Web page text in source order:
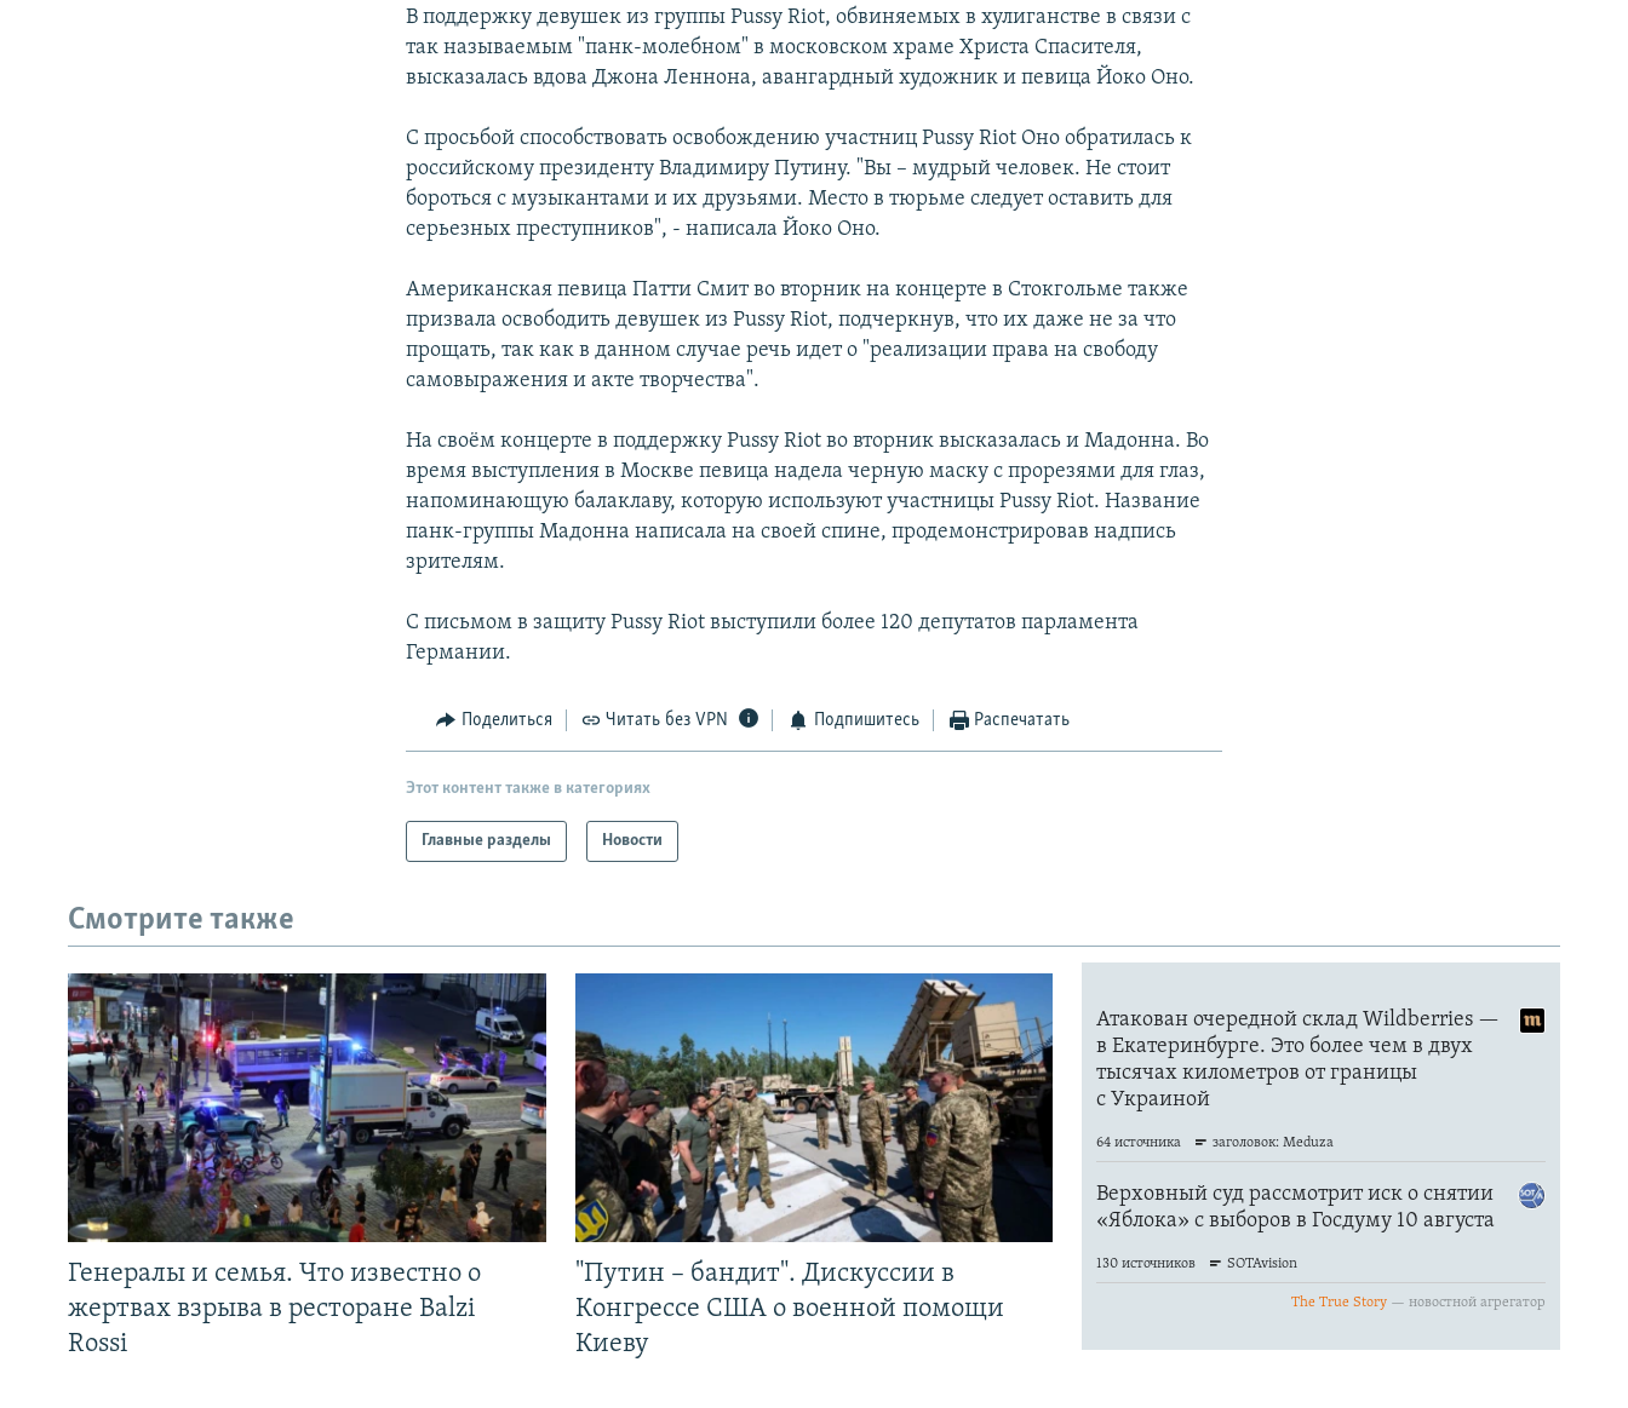
В поддержку девушек из группы Pussy Riot, обвиняемых в хулиганстве в связи с
так называемым "панк-молебном" в московском храме Христа Спасителя,
высказалась вдова Джона Леннона, авангардный художник и певица Йоко Оно.
С просьбой способствовать освобождению участниц Pussy Riot Оно обратилась к
российскому президенту Владимиру Путину. "Вы – мудрый человек. Не стоит
бороться с музыкантами и их друзьями. Место в тюрьме следует оставить для
серьезных преступников", - написала Йоко Оно.
Американская певица Патти Смит во вторник на концерте в Стокгольме также
призвала освободить девушек из Pussy Riot, подчеркнув, что их даже не за что
прощать, так как в данном случае речь идет о "реализации права на свободу
самовыражения и акте творчества".
На своём концерте в поддержку Pussy Riot во вторник высказалась и Мадонна. Во
время выступления в Москве певица надела черную маску с прорезями для глаз,
напоминающую балаклаву, которую используют участницы Pussy Riot. Название
панк-группы Мадонна написала на своей спине, продемонстрировав надпись
зрителям.
С письмом в защиту Pussy Riot выступили более 120 депутатов парламента
Германии.
Поделиться Читать без VPN Подпишитесь Распечатать
Этот контент также в категориях
Главные разделы Новости
Смотрите также
Генералы и семья. Что известно о
жертвах взрыва в ресторане Balzi
Rossi
"Путин – бандит". Дискуссии в
Конгрессе США о военной помощи
Киеву